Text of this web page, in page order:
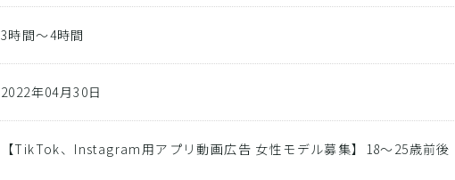
3時間～4時間
2022年04月30日
【TikTok、Instagram用アプリ動画広告 女性モデル募集】18〜25歳前後